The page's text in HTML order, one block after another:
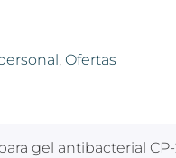
, Ofertas
gel antibacterial